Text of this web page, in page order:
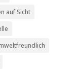
auf Sicht